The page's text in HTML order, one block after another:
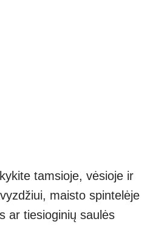
tamsioje, vėsioje ir
maisto spintelėje
ar tiesioginių saulės